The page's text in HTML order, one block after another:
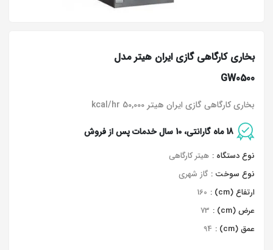
بخاری کارگاهی گازی ایران هیتر مدل
GW0500
بخاری کارگاهی گازی ایران هیتر 50,000 kcal/hr
18 ماه گارانتی، 10 سال خدمات پس از فروش
نوع دستگاه : هیتر کارگاهی
نوع سوخت : گاز شهری
ارتفاع (cm) :
160
عرض (cm) :
73
عمق (cm) :
94